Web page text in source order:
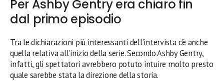
Per Ashby Gentry era chiaro fin
dal primo episodio
Tra le dichiarazioni più interessanti dell’intervista c’è anche
quella relativa all’inizio della serie. Secondo Ashby Gentry,
infatti, gli spettatori avrebbero potuto intuire molto presto
quale sarebbe stata la direzione della storia.